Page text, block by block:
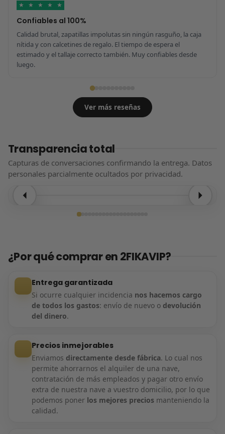
★ ★ ★ ★ ★
Confiables al 100%
Calidad brutal, zapatillas impolutas sin ningún rasguño, la caja
nítida y con calcetines de regalo. El tiempo de espera el
estimado y el tallaje correcto también. Muy confiables desde
luego.
Ver más reseñas
Transparencia total
Capturas de conversaciones confirmando la entrega. Datos
personales parcialmente ocultados por privacidad.
¿Por qué comprar en 2FIKAVIP?
Entrega garantizada
Si ocurre cualquier incidencia nos hacemos cargo
de todos los gastos: envío de nuevo o devolución
del dinero.
Precios inmejorables
Enviamos directamente desde fábrica. Lo cual nos
permite ahorrarnos el alquiler de una nave,
contratación de más empleados y pagar otro envío
extra de nuestra nave a vuestro domicilio, por lo que
podemos poner los mejores precios manteniendo la
calidad.